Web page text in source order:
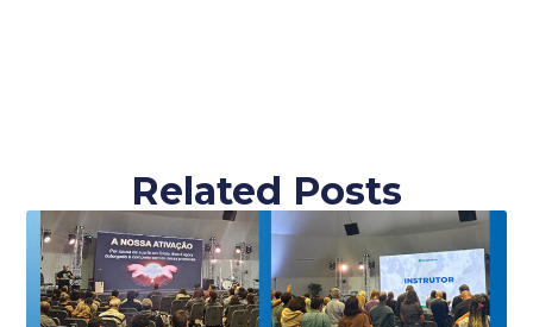
Related Posts